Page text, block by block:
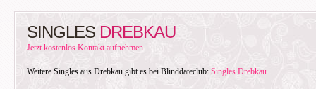
SINGLES DREBKAU
Jetzt kostenlos Kontakt aufnehmen...
Weitere Singles aus Drebkau gibt es bei Blinddateclub: Singles Drebkau